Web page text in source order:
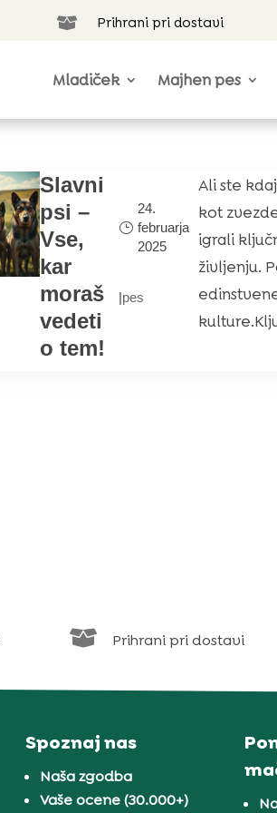
 Prihrani pri dostavi
Mladiček Majhen pes
Slavni
psi –
Vse,
kar
moraš
vedeti
o tem!
24.
februarja
2025
|pes
Ali ste
kot
igrali
življenju.
 Prihrani pri dostavi
Spoznaj nas
Naša zgodba
Vaše ocene (30.000+)